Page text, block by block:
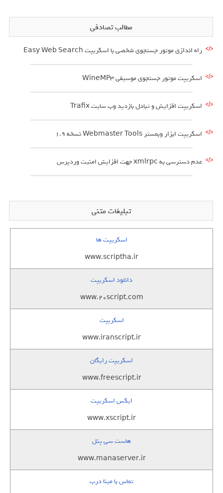
مطالب تصادفی
راه اندازی موتور جستجوی شخصی با اسکریپت Easy Web Search
اسکریپت موتور جستجوی موسیقی WineMP3
اسکریپت افزایش و تبادل بازدید وب سایت Trafix
اسکریپت ابزار وبمستر Webmaster Tools نسخه 1.9
عدم دسترسی به xmlrpc جهت افزایش امنیت وردپرس
تبلیغات متنی
اسکریپت ها
www.scriptha.ir
دانلود اسکریپت
www.20script.com
اسکریپت
www.iranscript.ir
اسکریپت رایگان
www.freescript.ir
ایکس اسکریپت
www.xscript.ir
هاست سی پنل
www.manaserver.ir
تماس با مینا درب